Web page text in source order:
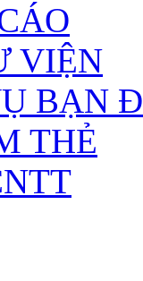
VIỆN
BẠN
THẺ